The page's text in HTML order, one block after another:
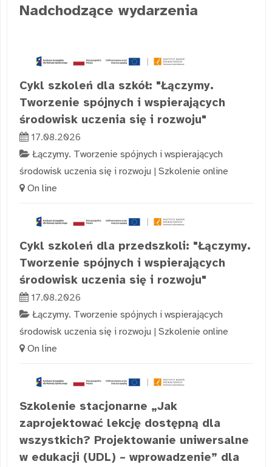
Nadchodzące wydarzenia
Cykl szkoleń dla szkół: "Łączymy.
Tworzenie spójnych i wspierających
środowisk uczenia się i rozwoju"
17.08.2026
Łączymy. Tworzenie spójnych i wspierających
środowisk uczenia się i rozwoju | Szkolenie online
On line
Cykl szkoleń dla przedszkoli: "Łączymy.
Tworzenie spójnych i wspierających
środowisk uczenia się i rozwoju"
17.08.2026
Łączymy. Tworzenie spójnych i wspierających
środowisk uczenia się i rozwoju | Szkolenie online
On line
Szkolenie stacjonarne „Jak
zaprojektować lekcję dostępną dla
wszystkich? Projektowanie uniwersalne
w edukacji (UDL) – wprowadzenie” dla